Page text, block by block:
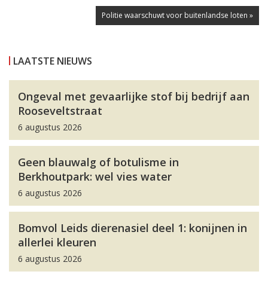
Politie waarschuwt voor buitenlandse loten »
LAATSTE NIEUWS
Ongeval met gevaarlijke stof bij bedrijf aan
Rooseveltstraat
6 augustus 2026
Geen blauwalg of botulisme in
Berkhoutpark: wel vies water
6 augustus 2026
Bomvol Leids dierenasiel deel 1: konijnen in
allerlei kleuren
6 augustus 2026